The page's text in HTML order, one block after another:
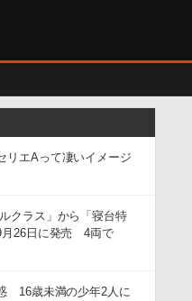
リエAって凄いイメージ
クラス」から「寝台特
月26日に発売 4両で
16歳未満の少年2人に